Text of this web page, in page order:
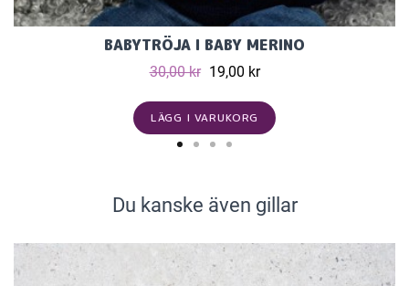
BABYTRÖJA I BABY MERINO
30,00 kr 19,00 kr
LÄGG I VARUKORG
Du kanske även gillar